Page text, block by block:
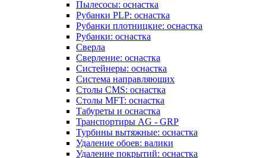
Пылесосы: оснастка
Рубанки PLP: оснастка
Рубанки плотницкие: оснастка
Рубанки: оснастка
Сверла
Сверление: оснастка
Систейнеры: оснастка
Система направляющих
Столы CMS: оснастка
Столы MFT: оснастка
Табуреты и оснастка
Транспортиры AG - GRP
Турбины вытяжные: оснастка
Удаление обоев: валики
Удаление покрытий: оснастка